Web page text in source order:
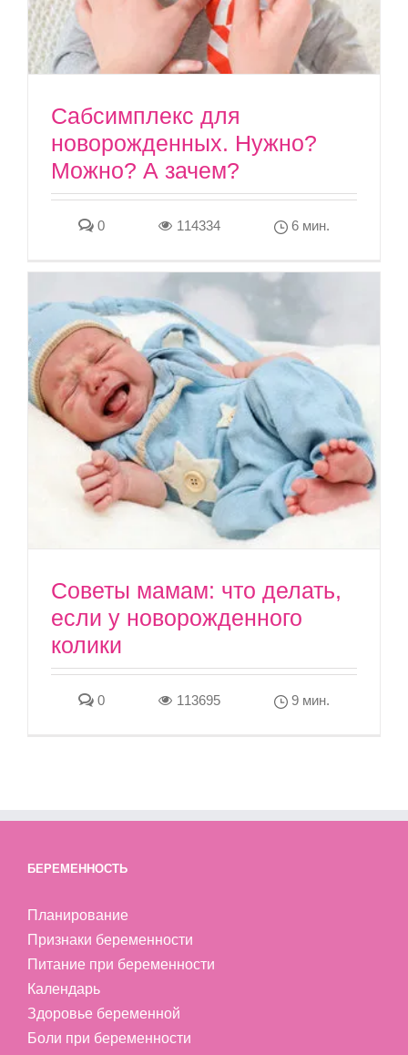
Сабсимплекс для
новорожденных. Нужно?
Можно? А зачем?
0 114334 6 мин.
Советы мамам: что делать,
если у новорожденного
колики
0 113695 9 мин.
БЕРЕМЕННОСТЬ
Планирование
Признаки беременности
Питание при беременности
Календарь
Здоровье беременной
Боли при беременности